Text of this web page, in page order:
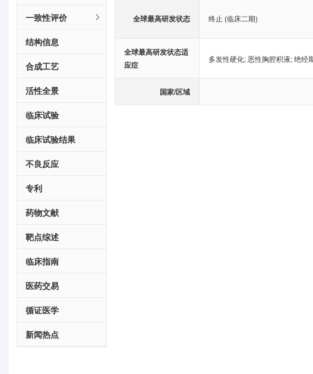
一致性评价
结构信息
合成工艺
活性全景
临床试验
临床试验结果
不良反应
专利
药物文献
靶点综述
临床指南
医药交易
循证医学
新闻热点
全球最高研发状态 终止 (临床二期)
全球最高研发状态适
应症
多发性硬化;恶性胸腔积液;绝经
国家/区域